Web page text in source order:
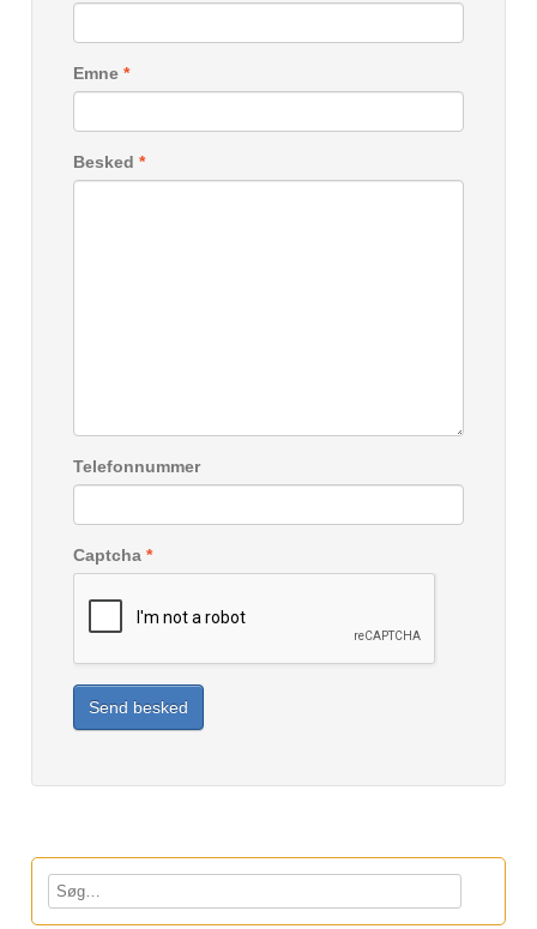
Emne *
Besked *
Telefonnummer
Captcha *
Send besked
Søg